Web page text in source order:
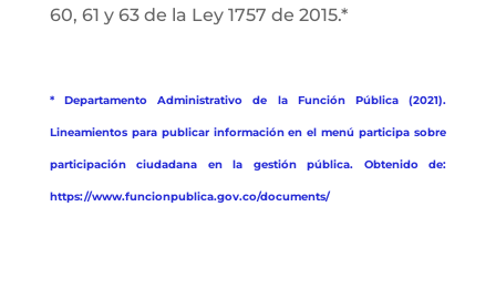
60, 61 y 63 de la Ley 1757 de 2015.*
* Departamento Administrativo de la Función Pública (2021).
Lineamientos para publicar información en el menú participa sobre
participación ciudadana en la gestión pública. Obtenido de:
https://www.funcionpublica.gov.co/documents/